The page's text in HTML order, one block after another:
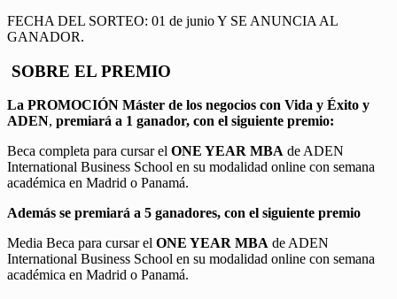
FECHA DEL SORTEO: 01 de junio Y SE ANUNCIA AL
GANADOR.
SOBRE EL PREMIO
La PROMOCIÓN Máster de los negocios con Vida y Éxito y
ADEN, premiará a 1 ganador, con el siguiente premio:
Beca completa para cursar el ONE YEAR MBA de ADEN
International Business School en su modalidad online con semana
académica en Madrid o Panamá.
Además se premiará a 5 ganadores, con el siguiente premio
Media Beca para cursar el ONE YEAR MBA de ADEN
International Business School en su modalidad online con semana
académica en Madrid o Panamá.